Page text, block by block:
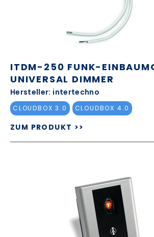
ITDM-250 FUNK-
UNIVERSAL DIMMER
Hersteller: intertechno
CLOUDBOX 3.0 CLOUDBOX 4.0
ZUM PRODUKT >>